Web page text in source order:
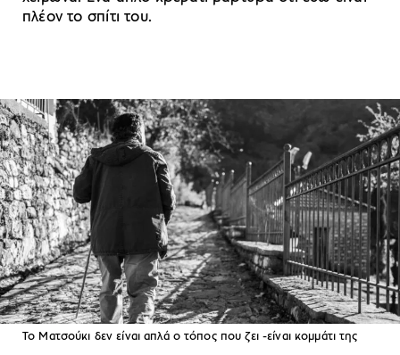
πλέον το σπίτι του.
Το Ματσούκι δεν είναι απλά ο τόπος που ζει -είναι κομμάτι της